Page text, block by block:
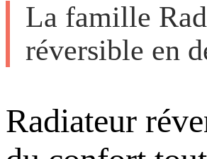
La famille
réversible en
Radiateur